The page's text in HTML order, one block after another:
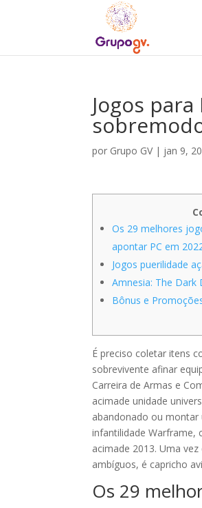
Jogos
por Grupo GV| jan 9,
Os 29 melhores
apontar PC em
Jogos puerilidade
Amnesia: The Dark
Bônus e
É preciso coletar itens
sobrevivente afinar
Carreira de Armas e
acimade unidade
abandonado ou
infantilidade Warframe,
acimade 2013. Uma
ambíguos, é capricho
Os 29